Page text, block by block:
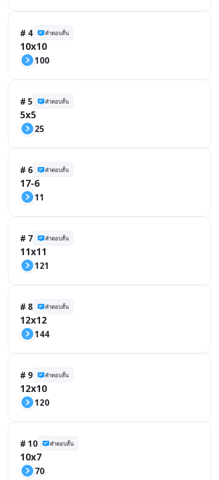
# 4 คำตอบสั้น
10x10
100
# 5 คำตอบสั้น
5x5
25
# 6 คำตอบสั้น
17-6
11
# 7 คำตอบสั้น
11x11
121
# 8 คำตอบสั้น
12x12
144
# 9 คำตอบสั้น
12x10
120
# 10 คำตอบสั้น
10x7
70